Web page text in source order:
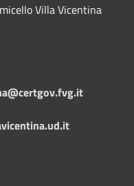
Villa Vicentina